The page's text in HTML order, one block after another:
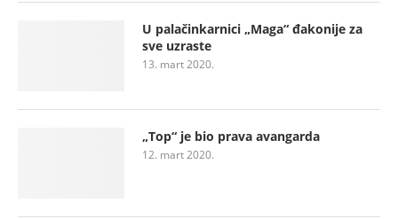
U palačinkarnici „Maga“ đakonije za
sve uzraste
13. mart 2020.
„Top“ je bio prava avangarda
12. mart 2020.